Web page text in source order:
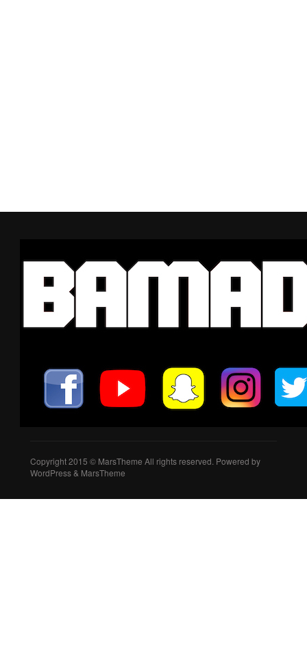
Copyright 2015 © MarsTheme All rights reserved. Powered by
WordPress & MarsTheme